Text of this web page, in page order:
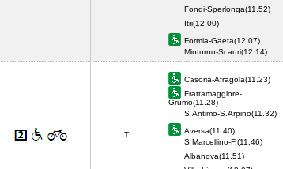
Fondi-Sperlonga(11.52)
Itri(12.00)
Formia-Gaeta(12.07)
Minturno-Scauri(12.14)
TI
Casoria-Afragola(11.23)
Frattamaggiore-
Grumo(11.28)
S.Antimo-S.Arpino(11.32)
Aversa(11.40)
S.Marcellino-F.(11.46)
Albanova(11.51)